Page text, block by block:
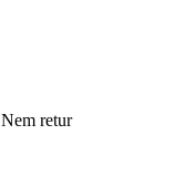
Nem retur